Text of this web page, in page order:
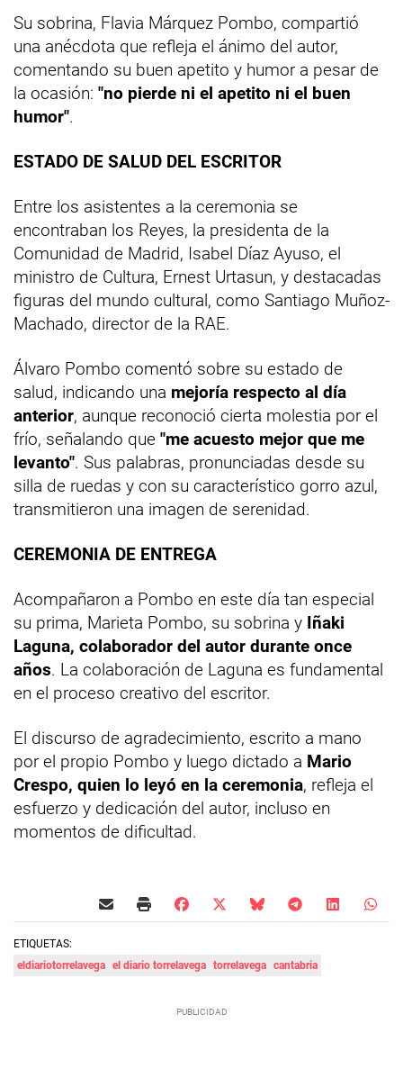
Su sobrina, Flavia Márquez Pombo, compartió
una anécdota que refleja el ánimo del autor,
comentando su buen apetito y humor a pesar de
la ocasión: "no pierde ni el apetito ni el buen
humor".
ESTADO DE SALUD DEL ESCRITOR
Entre los asistentes a la ceremonia se
encontraban los Reyes, la presidenta de la
Comunidad de Madrid, Isabel Díaz Ayuso, el
ministro de Cultura, Ernest Urtasun, y destacadas
figuras del mundo cultural, como Santiago Muñoz-
Machado, director de la RAE.
Álvaro Pombo comentó sobre su estado de
salud, indicando una mejoría respecto al día
anterior, aunque reconoció cierta molestia por el
frío, señalando que "me acuesto mejor que me
levanto". Sus palabras, pronunciadas desde su
silla de ruedas y con su característico gorro azul,
transmitieron una imagen de serenidad.
CEREMONIA DE ENTREGA
Acompañaron a Pombo en este día tan especial
su prima, Marieta Pombo, su sobrina y Iñaki
Laguna, colaborador del autor durante once
años. La colaboración de Laguna es fundamental
en el proceso creativo del escritor.
El discurso de agradecimiento, escrito a mano
por el propio Pombo y luego dictado a Mario
Crespo, quien lo leyó en la ceremonia, refleja el
esfuerzo y dedicación del autor, incluso en
momentos de dificultad.
ETIQUETAS:
eldiariotorrelavega el diario torrelavega torrelavega cantabria